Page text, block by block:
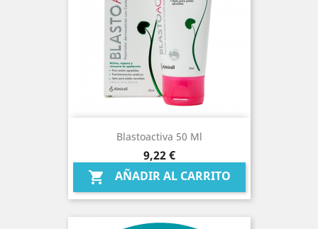
Blastoactiva 50 Ml
Precio
9,22 €
 AÑADIR AL CARRITO